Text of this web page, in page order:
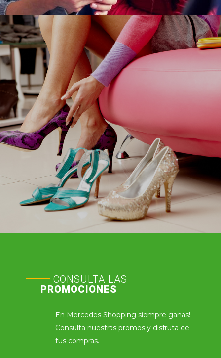
CONSULTA LAS
PROMOCIONES
En Mercedes Shopping siempre ganas!
Consulta nuestras promos y disfruta de
tus compras.